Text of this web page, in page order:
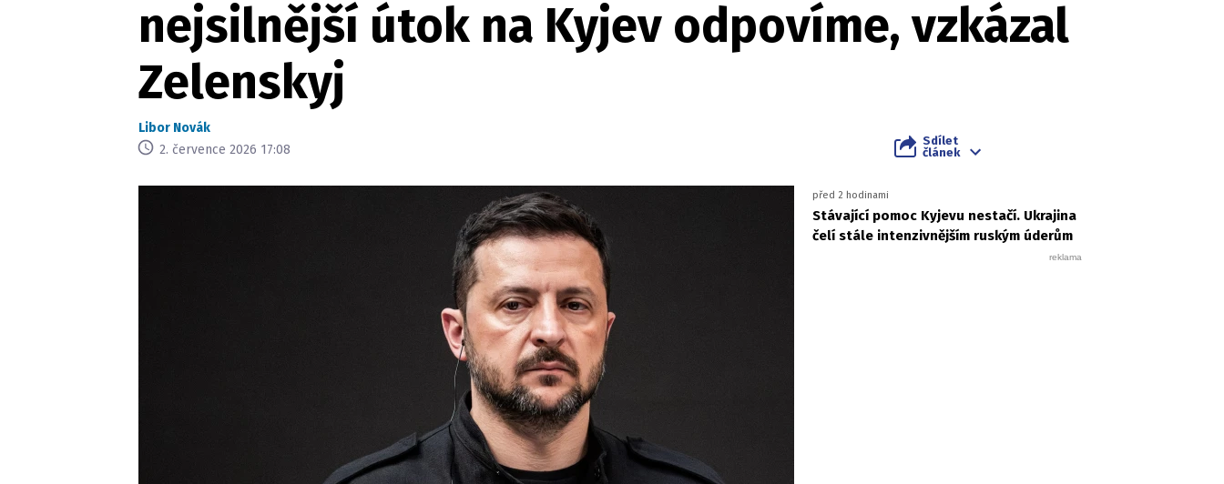
nejsilnější útok na Kyjev odpovíme, vzkázal
Zelenskyj
Libor Novák
2. července 2026 17:08
Sdílet
článek
před 2 hodinami
Stávající pomoc Kyjevu nestačí. Ukrajina
čelí stále intenzivnějším ruským úderům